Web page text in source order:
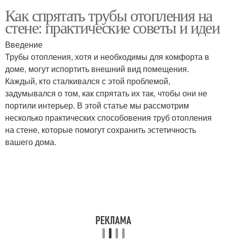
Как спрятать трубы отопления на
стене: практические советы и идеи
Введение
Трубы отопления, хотя и необходимы для комфорта в
доме, могут испортить внешний вид помещения.
Каждый, кто сталкивался с этой проблемой,
задумывался о том, как спрятать их так, чтобы они не
портили интерьер. В этой статье мы рассмотрим
несколько практических способовения труб отопления
на стене, которые помогут сохранить эстетичность
вашего дома.